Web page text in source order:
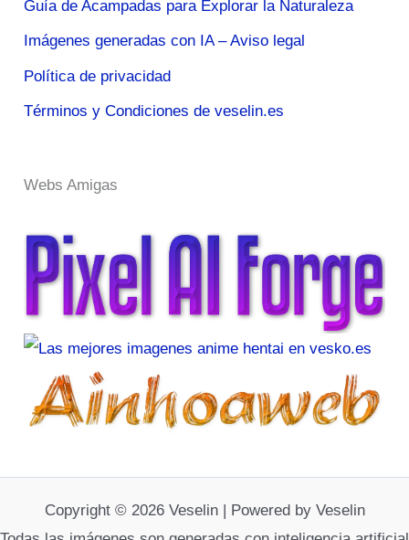
Guía de Acampadas para Explorar la Naturaleza
Imágenes generadas con IA – Aviso legal
Política de privacidad
Términos y Condiciones de veselin.es
Webs Amigas
Copyright © 2026 Veselin | Powered by Veselin